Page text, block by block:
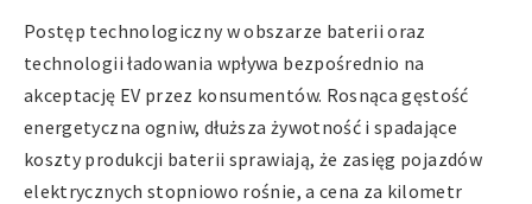
Postęp technologiczny w obszarze baterii oraz
technologii ładowania wpływa bezpośrednio na
akceptację EV przez konsumentów. Rosnąca gęstość
energetyczna ogniw, dłuższa żywotność i spadające
koszty produkcji baterii sprawiają, że zasięg pojazdów
elektrycznych stopniowo rośnie, a cena za kilometr